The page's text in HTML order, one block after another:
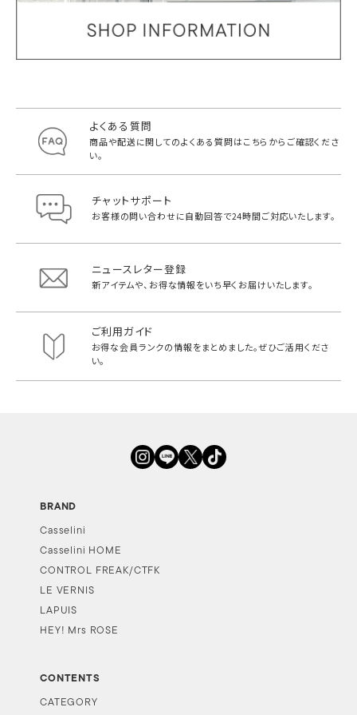
よくある質問
商品や配送に関してのよくある質問はこちらからご確認くださ
い。
チャットサポート
お客様の問い合わせに自動回答で24時間ご対応いたします。
ニュースレター登録
新アイテムや、お得な情報をいち早く お届けいたします。
ご利用ガイド
お得な会員ランクの情報をまとめました。ぜひご活用くださ
い。
BRAND
Casselini
Casselini HOME
CONTROL FREAK/CTFK
LE VERNIS
LAPUIS
HEY! Mrs ROSE
CONTENTS
CATEGORY